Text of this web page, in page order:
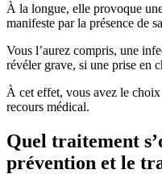
À la longue, elle provoque
manifeste par la présence de
Vous l’aurez compris, une
révéler grave, si une prise en
À cet effet, vous avez le
recours médical.
Quel traitement
prévention et le